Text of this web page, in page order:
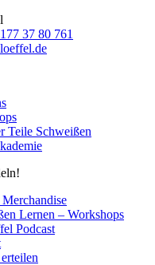
37 80 761
Teile Schweißen
Lernen – Workshops
Podcast